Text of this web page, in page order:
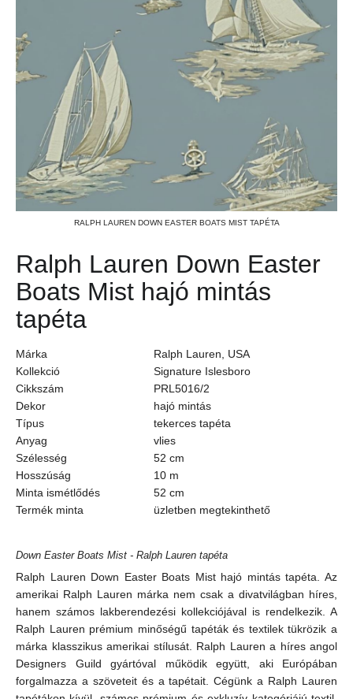
RALPH LAUREN DOWN EASTER BOATS MIST TAPÉTA
Ralph Lauren Down Easter
Boats Mist hajó mintás
tapéta
Márka
Ralph Lauren, USA
Kollekció
Signature Islesboro
Cikkszám
PRL5016/2
Dekor
hajó mintás
Típus
tekerces tapéta
Anyag
vlies
Szélesség
52 cm
Hosszúság
10 m
Minta ismétlődés
52 cm
Termék minta
üzletben megtekinthető
Down Easter Boats Mist - Ralph Lauren tapéta
Ralph Lauren Down Easter Boats Mist hajó mintás tapéta. Az
amerikai Ralph Lauren márka nem csak a divatvilágban híres,
hanem számos lakberendezési kollekciójával is rendelkezik. A
Ralph Lauren prémium minőségű tapéták és textilek tükrözik a
márka klasszikus amerikai stílusát. Ralph Lauren a híres angol
Designers Guild gyártóval működik együtt, aki Európában
forgalmazza a szöveteit és a tapétait. Cégünk a Ralph Lauren